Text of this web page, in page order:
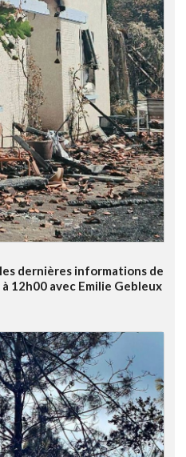
dernières informations de
12h00 avec Emilie Gebleux